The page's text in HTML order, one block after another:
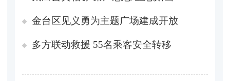
金台区见义勇为主题广场建成开放
多方联动救援 55名乘客安全转移